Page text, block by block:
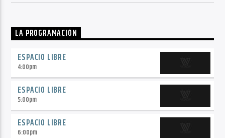
LA PROGRAMACIÓN
ESPACIO LIBRE
4:00pm
ESPACIO LIBRE
5:00pm
ESPACIO LIBRE
6:00pm